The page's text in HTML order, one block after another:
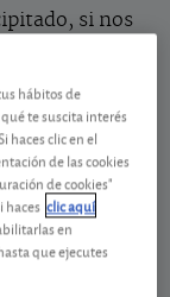
si nos
hábitos de
te suscita interés
haces clic en el
de las cookies
de cookies"
haces clic aquí
en
que ejecutes